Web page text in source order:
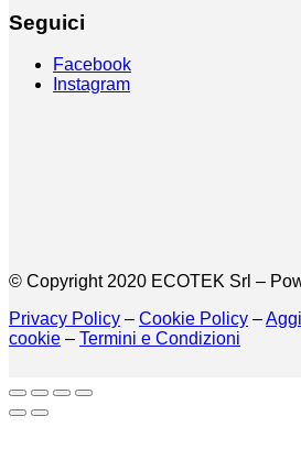
Seguici
Facebook
Instagram
© Copyright 2020 ECOTEK Srl –
Privacy Policy – Cookie Policy –
cookie – Termini e Condizioni